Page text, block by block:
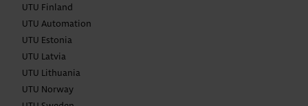
UTU Finland
UTU Automation
UTU Estonia
UTU Latvia
UTU Lithuania
UTU Norway